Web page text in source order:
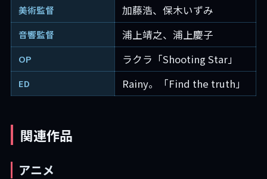
美術監督
加藤浩、保木いずみ
音響監督 浦上靖之、浦上慶子
OP ラクラ「Shooting Star」
ED Rainy。「Find the truth」
関連作品
アニメ